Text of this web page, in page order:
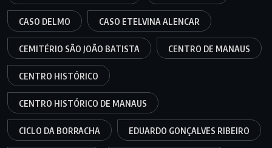
CASO DELMO CASO ETELVINA ALENCAR
CEMITÉRIO SÃO JOÃO BATISTA CENTRO DE MANAUS
CENTRO HISTÓRICO
CENTRO HISTÓRICO DE MANAUS
CICLO DA BORRACHA EDUARDO GONÇALVES RIBEIRO